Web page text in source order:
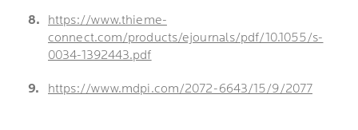
https://www.thieme-
connect.com/products/ejournals/pdf/10.1055/s-
0034-1392443.pdf
https://www.mdpi.com/2072-6643/15/9/2077